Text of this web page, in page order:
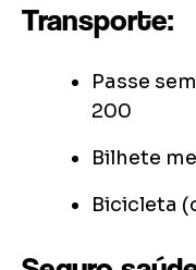
Transporte:
Passe
200
Bilhete
Bicicleta